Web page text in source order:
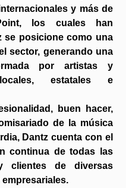
y más de
los cuales han
se posicione como una
sector, generando una
por artistas y
estatales e
buen hacer,
de la música
Dantz cuenta con el
continua de todas las
clientes de diversas